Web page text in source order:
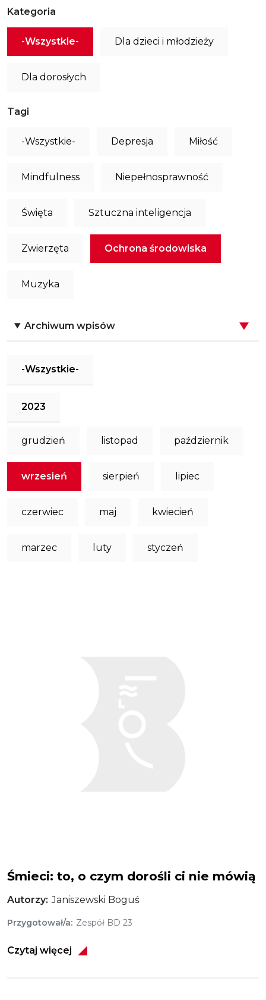
Kategoria
-Wszystkie- Dla dzieci i młodzieży
Dla dorosłych
Tagi
-Wszystkie- Depresja Miłość
Mindfulness Niepełnosprawność
Święta Sztuczna inteligencja
Zwierzęta Ochrona środowiska
Muzyka
Archiwum wpisów
-Wszystkie-
2023
grudzień listopad październik
wrzesień sierpień lipiec
czerwiec maj kwiecień
marzec luty styczeń
Śmieci: to, o czym dorośli ci nie mówią
Autorzy Janiszewski Boguś
Przygotował/a Zespół BD 23
Czytaj więcej